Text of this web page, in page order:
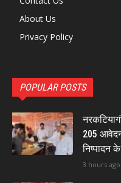
About Us
Privacy Policy
POPULAR POSTS
205
निष्पादन के
3 hours ago